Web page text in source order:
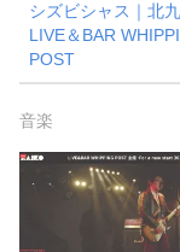
シズビシャス｜北
LIVE＆BAR
POST
音楽